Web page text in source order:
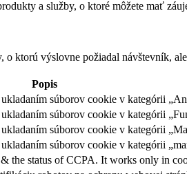
a služby, o ktoré môžete mať
ktorú výslovne požiadal návštevník,
Popis
súborov cookie v kategórii
súborov cookie v kategórii
súborov cookie v kategórii
súborov cookie v kategórii
the status of CCPA. It works only in